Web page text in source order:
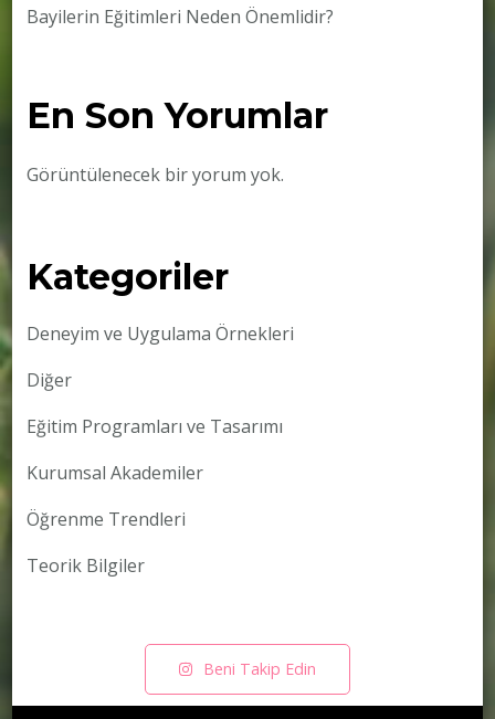
Bayilerin Eğitimleri Neden Önemlidir?
En Son Yorumlar
Görüntülenecek bir yorum yok.
Kategoriler
Deneyim ve Uygulama Örnekleri
Diğer
Eğitim Programları ve Tasarımı
Kurumsal Akademiler
Öğrenme Trendleri
Teorik Bilgiler
Beni Takip Edin